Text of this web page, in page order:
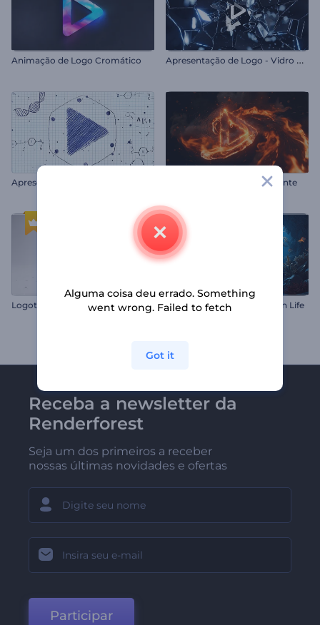
Animação de Logo Cromático A
presentação de Logo - Vidro Quebrado
Introdução ao Vórtice Ardente
Logotipo Lingote Esmagador Logotipo revelado da Ocean Life
Receba a newsletter da
Renderforest
Seja um dos primeiros a receber
nossas últimas novidades e ofertas
Participar
Alguma coisa deu errado. Something
went wrong. Failed to fetch
Got it